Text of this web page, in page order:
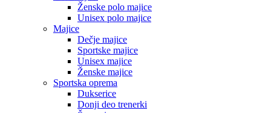
Ženske polo majice
Unisex polo majice
Majice
Dečje majice
Sportske majice
Unisex majice
Ženske majice
Sportska oprema
Dukserice
Donji deo trenerki